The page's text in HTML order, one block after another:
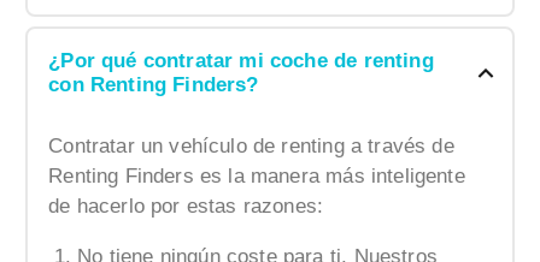
¿Por qué contratar mi coche de renting
con Renting Finders?
Contratar un vehículo de renting a través de
Renting Finders es la manera más inteligente
de hacerlo por estas razones:
No tiene ningún coste para ti. Nuestros